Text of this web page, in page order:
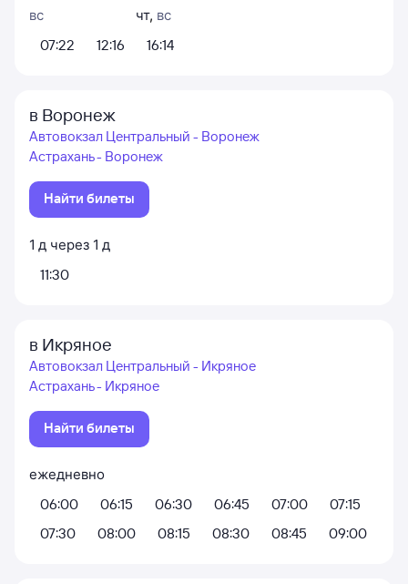
вс
07:22
12:16
чт, вс
16:14
в Воронеж
Автовокзал Центральный - Воронеж
Астрахань - Воронеж
Найти билеты
1 д через 1 д
11:30
в Икряное
Автовокзал Центральный - Икряное
Астрахань - Икряное
Найти билеты
ежедневно
06:00
06:15 06:30 06:45 07:00
07:15
07:30
08:00 08:15 08:30 08:45 09:00